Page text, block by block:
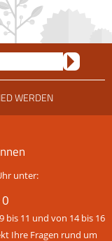
WERDEN
unter:
11 und von 14 bis 16
Ihre Fragen rund um